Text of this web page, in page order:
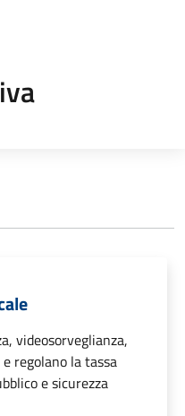
videosorveglianza,
regolano la tassa
e sicurezza